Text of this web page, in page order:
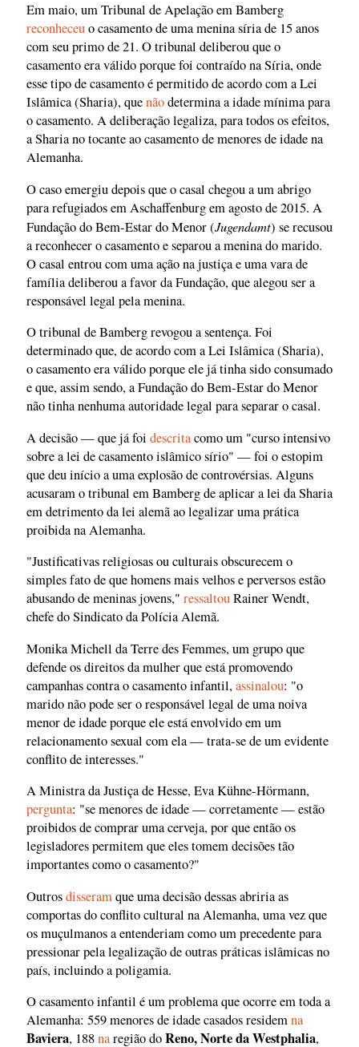
Em maio, um Tribunal de Apelação em Bamberg
reconheceuo casamento de uma menina síria de 15 anos
com seu primo de 21. O tribunal deliberou que o
casamento era válido porque foi contraído na Síria, onde
esse tipo de casamento é permitido de acordo com a Lei
Islâmica (Sharia), quenãodetermina a idade mínima para
o casamento. A deliberação legaliza, para todos os efeitos,
a Sharia no tocante ao casamento de menores de idade na
Alemanha.
O caso emergiu depois que o casal chegou a um abrigo
para refugiados em Aschaffenburg em agosto de 2015. A
Fundação do Bem-Estar do Menor (Jugendamt) se recusou
a reconhecer o casamento e separou a menina do marido.
O casal entrou com uma ação na justiça e uma vara de
família deliberou a favor da Fundação, que alegou ser a
responsável legal pela menina.
O tribunal de Bamberg revogou a sentença. Foi
determinado que, de acordo com a Lei Islâmica (Sharia),
o casamento era válido porque ele já tinha sido consumado
e que, assim sendo, a Fundação do Bem-Estar do Menor
não tinha nenhuma autoridade legal para separar o casal.
A decisão — que já foi descritacomo um "curso intensivo
sobre a lei de casamento islâmico sírio" — foi o estopim
que deu início a uma explosão de controvérsias. Alguns
acusaram o tribunal em Bamberg de aplicar a lei da Sharia
em detrimento da lei alemã ao legalizar uma prática
proibida na Alemanha.
"Justificativas religiosas ou culturais obscurecem o
simples fato de que homens mais velhos e perversos estão
abusando de meninas jovens," ressaltouRainer Wendt,
chefe do Sindicato da Polícia Alemã.
Monika Michell da Terre des Femmes, um grupo que
defende os direitos da mulher que está promovendo
campanhas contra o casamento infantil,assinalou: "o
marido não pode ser o responsável legal de uma noiva
menor de idade porque ele está envolvido em um
relacionamento sexual com ela — trata-se de um evidente
conflito de interesses."
A Ministra da Justiça de Hesse, Eva Kühne-Hörmann,
pergunta: "se menores de idade — corretamente — estão
proibidos de comprar uma cerveja, por que então os
legisladores permitem que eles tomem decisões tão
importantes como o casamento?"
Outrosdisseramque uma decisão dessas abriria as
comportas do conflito cultural na Alemanha, uma vez que
os muçulmanos a entenderiam como um precedente para
pressionar pela legalização de outras práticas islâmicas no
país, incluindo a poligamia.
O casamento infantil é um problema que ocorre em toda a
Alemanha: 559 menores de idade casados residemna
Baviera, 188naregião doReno, Norte da Westphalia,